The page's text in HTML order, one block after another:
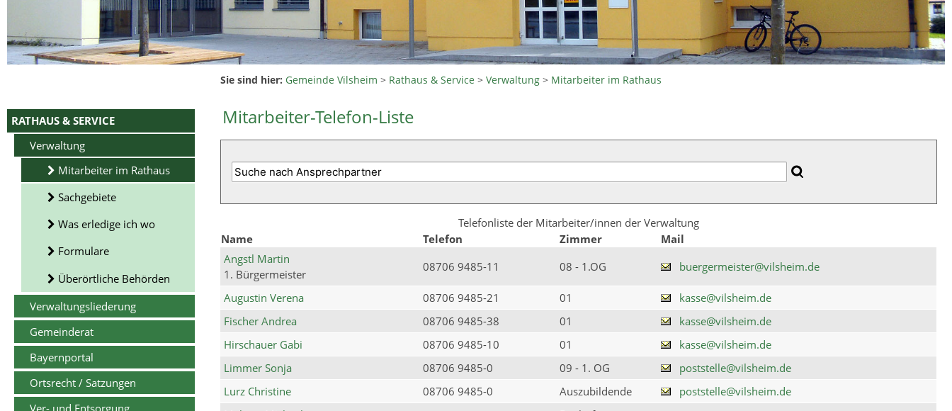
RATHAUS & SERVICE
Verwaltung
Mitarbeiter im Rathaus
Sachgebiete
Was erledige ich wo
Formulare
Überörtliche Behörden
Verwaltungsliederung
Gemeinderat
Bayernportal
Ortsrecht / Satzungen
Sie sind hier: Gemeinde Vilsheim > Rathaus & Service >Verwaltung > Mitarbeiter im Rathaus
Mitarbeiter-Telefon-Liste
Telefonliste der Mitarbeiter/innen der Verwaltung
Name
Telefon Zimmer
Mail
Angstl Martin
1. Bürgermeister
08706 9485-11 08 - 1.OG buergermeister@vilsheim.de
Augustin Verena 08706 9485-21 01
kasse@vilsheim.de
Fischer Andrea
08706 9485-38 01
kasse@vilsheim.de
Hirschauer Gabi
08706 9485-10 01
kasse@vilsheim.de
Limmer Sonja
08706 9485-0 09 - 1. OG
poststelle@vilsheim.de
Lurz Christine
08706 9485-0 Auszubildende
poststelle@vilsheim.de